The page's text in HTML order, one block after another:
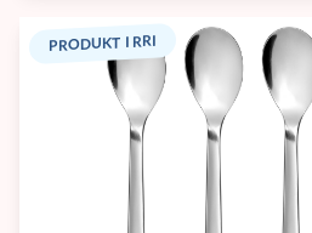
PRODUKT I RRI